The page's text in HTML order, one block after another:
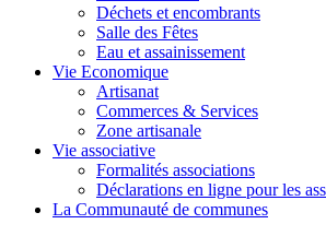
Déchets et encombrants
Salle des Fêtes
Eau et assainissement
Vie Economique
Artisanat
Commerces & Services
Zone artisanale
Vie associative
Formalités associations
Déclarations en ligne pour les
La Communauté de communes